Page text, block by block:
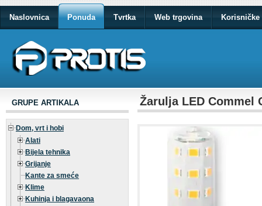
Naslovnica Ponuda Tvrtka Web trgovina Korisničke
GRUPE ARTIKALA
Dom, vrt i hobi
Alati
Bijela tehnika
Grijanje
Kante za smeće
Klime
Kuhinja i blagavaona
Žarulja LED Commel